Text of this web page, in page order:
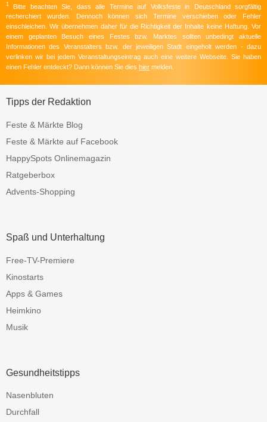
1
Bitte beachten Sie, dass alle Termine auf Volksfeste in Deutschland sorgfältig
recherchiert wurden. Dennoch können sich Termine verschieben oder Fehler
einschleichen. Wir übernehmen daher für die Richtigkeit der Inhalte keine Haftung. Vor
einem geplanten Besuch eines Festes bzw. Marktes sollten unbedingt aktuelle
Informationen des Veranstalters bzw. der jeweiligen Stadt eingeholt werden - dazu
verlinken wir bei jedem Veranstaltungseintrag auch eine weitere Webseite. Sie haben
einen Fehler entdeckt? Dann können Sie dies hier melden.
Tipps der Redaktion
Feste & Märkte Blog
Feste & Märkte auf Facebook
HappySpots Onlinemagazin
Ratgeberbox
Advents-Shopping
Spaß und Unterhaltung
Free-TV-Premiere
Kinostarts
Apps & Games
Heimkino
Musik
Gesundheitstipps
Nasenbluten
Durchfall